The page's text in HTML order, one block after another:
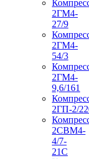
2ГМ4-
27/9
2ГМ4-
54/3
2ГМ4-
9,6/161
2ГП-2/
2СВМ4-
4/7-
21С